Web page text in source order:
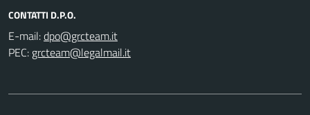
CONTATTI D.P.O.
E-mail:
PEC: